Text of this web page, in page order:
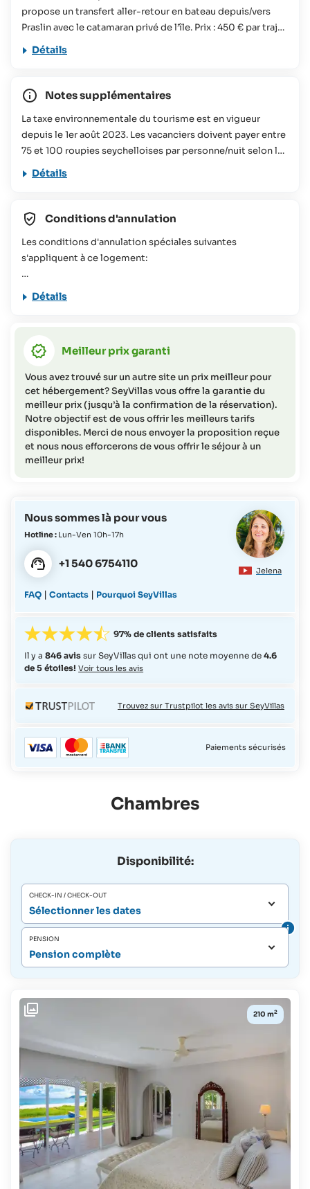
propose un transfert aller-retour en bateau depuis/vers
Praslin avec le catamaran privé de l’île. Prix : 450 € par trajet
pour un maximum de 4 personnes Durée du transfert :
841 € par trajet pour un maximum de 4 personnes Poids
Détails
Notes supplémentaires
La taxe environnementale du tourisme est en vigueur
depuis le 1er août 2023. Les vacanciers doivent payer entre
75 et 100 roupies seychelloises par personne/nuit selon la
taille de l'hébergement réservé. Cette contribution sera
dans notreFAQs
mobilité réduite (veuillez contacter SeyVillas pour plus
d'informations).
Détails
Conditions d'annulation
Les conditions d'annulation spéciales suivantes
s'appliquent à ce logement:
121 jours ou plus avant l'arrivée = frais d'annulation
90 - 0 jours avant l'arrivée (ainsi que en cas de non-
coût total
Dans le cas où les clients devraient reporter leur
réservation, ils peuvent le faire dans un délai maximum de
douze (12) mois à compter de la date de réservation
initiale, à condition que la demande soit effectuée au plus
Détails
Meilleur prix garanti
Vous avez trouvé sur un autre site un prix meilleur pour
cet hébergement? SeyVillas vous offre la garantie du
meilleur prix (jusqu’à la confirmation de la réservation).
Notre objectif est de vous offrir les meilleurs tarifs
disponibles. Merci de nous envoyer la proposition reçue
et nous nous efforcerons de vous offrir le séjour à un
meilleur prix!
Jelena
Nous sommes là pour vous
Hotline : Lun-Ven 10h-17h
+1 540 6754110
FAQ |Contacts | Pourquoi SeyVillas
97% de clients satisfaits
Il y a846 avissur SeyVillas qui ont une note moyenne de4.6
de 5 étoiles! Voir tous les avis
Trouvez sur Trustpilot les avis sur SeyVillas
Paiements sécurisés
Chambres
Disponibilité:
CHECK-IN / CHECK-OUT
Sélectionner les dates
PENSION
Pension complète
210 m2